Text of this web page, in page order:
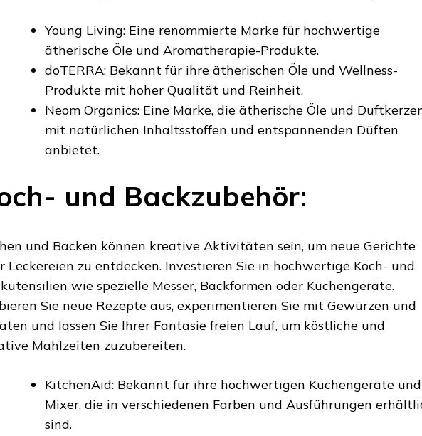
Young Living: Eine renommierte Marke für hochwertige
ätherische Öle und Aromatherapie-Produkte.
doTERRA: Bekannt für ihre ätherischen Öle und Wellness-
Produkte mit hoher Qualität und Reinheit.
Neom Organics: Eine Marke, die ätherische Öle und
mit natürlichen Inhaltsstoffen und entspannenden Düften
anbietet.
und Backzubehör:
und Backen können kreative Aktivitäten sein, um neue Gerichte
Leckereien zu entdecken. Investieren Sie in hochwertige Koch- und
wie spezielle Messer, Backformen oder Küchengeräte.
Sie neue Rezepte aus, experimentieren Sie mit Gewürzen und
und lassen Sie Ihrer Fantasie freien Lauf, um köstliche und
Mahlzeiten zuzubereiten.
KitchenAid: Bekannt für ihre hochwertigen Küchengeräte und
Mixer, die in verschiedenen Farben und Ausführungen
sind.